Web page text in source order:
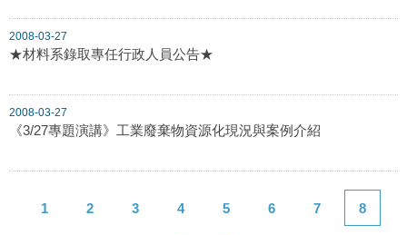
2008-03-27
★材料系錄取專任行政人員公告★
2008-03-27
《3/27專題演講》工業廢棄物資源化現況與案例介紹
1 2 3 4 5 6 7 8